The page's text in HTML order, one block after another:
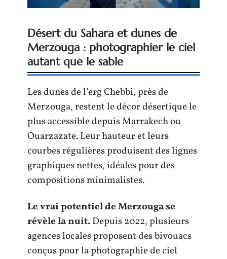
Désert du Sahara et dunes de
Merzouga : photographier le ciel
autant que le sable
Les dunes de l’erg Chebbi, près de
Merzouga, restent le décor désertique le
plus accessible depuis Marrakech ou
Ouarzazate. Leur hauteur et leurs
courbes régulières produisent des lignes
graphiques nettes, idéales pour des
compositions minimalistes.
Le vrai potentiel de Merzouga se
révèle la nuit.Depuis 2022, plusieurs
agences locales proposent des bivouacs
conçus pour la photographie de ciel